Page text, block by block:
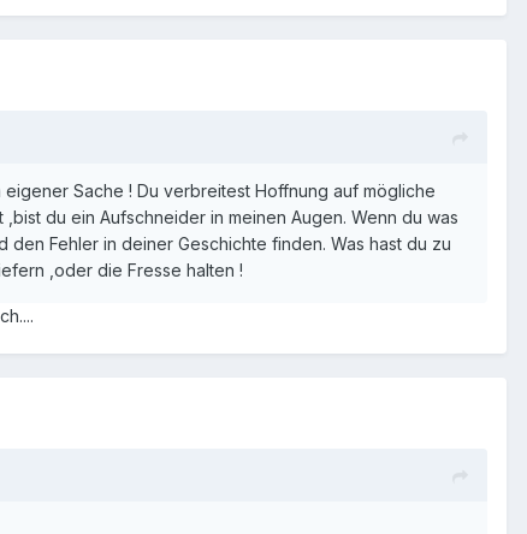
Sache ! Du verbreitest Hoffnung auf mögliche
du ein Aufschneider in meinen Augen. Wenn du was
Fehler in deiner Geschichte finden. Was hast du zu
,oder die Fresse halten !